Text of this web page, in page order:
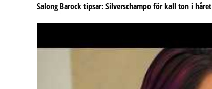
Salong Barock tipsar: Silverschampo för kall ton i håret